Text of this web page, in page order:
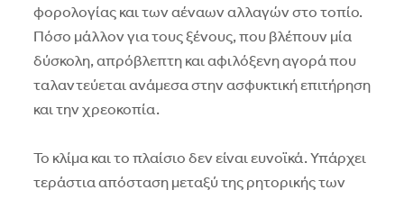
φορολογίας και των αέναων αλλαγών στο τοπίο.
Πόσο μάλλον για τους ξένους, που βλέπουν μία
δύσκολη, απρόβλεπτη και αφιλόξενη αγορά που
ταλαντεύεται ανάμεσα στην ασφυκτική επιτήρηση
και την χρεοκοπία.
Το κλίμα και το πλαίσιο δεν είναι ευνοϊκά. Υπάρχει
τεράστια απόσταση μεταξύ της ρητορικής των